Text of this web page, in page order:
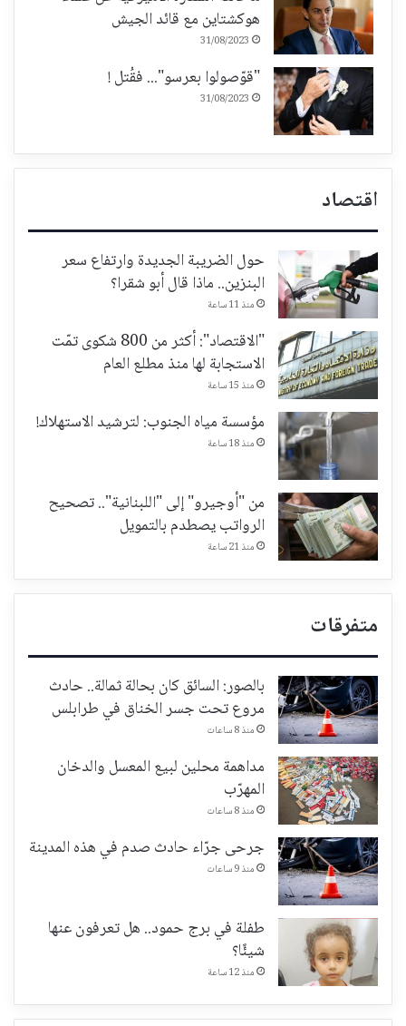
هوكشتاين مع قائد الجيش
31/08/2023
"قوّصولوا بعرسو"... فقُتل !
31/08/2023
اقتصاد
حول الضريبة الجديدة وارتفاع سعر
البنزين.. ماذا قال أبو شقرا؟
منذ 11 ساعة
"الاقتصاد": أكثر من 800 شكوى تمّت
الاستجابة لها منذ مطلع العام
منذ 15 ساعة
مؤسسة مياه الجنوب: لترشيد الاستهلاك!
منذ 18 ساعة
من "أوجيرو" إلى "اللبنانية".. تصحيح
الرواتب يصطدم بالتمويل
منذ 21 ساعة
متفرقات
بالصور: السائق كان بحالة ثمالة.. حادث
مروع تحت جسر الخناق في طرابلس
منذ 8 ساعات
مداهمة محلين لبيع المعسل والدخان
المهرّب
منذ 8 ساعات
جرحى جرّاء حادث صدم في هذه المدينة
منذ 9 ساعات
طفلة في برج حمود.. هل تعرفون عنها
شيئًا؟
منذ 12 ساعة